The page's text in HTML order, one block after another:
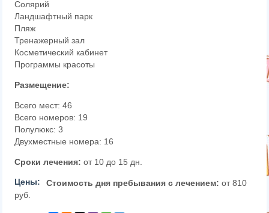
Солярий
Ландшафтный парк
Пляж
Тренажерный зал
Косметический кабинет
Программы красоты
Размещение:
Всего мест: 46
Всего номеров: 19
Полулюкс: 3
Двухместные номера: 16
Сроки лечения: от 10 до 15 дн.
Цены: Стоимость дня пребывания с лечением: от 810
руб.